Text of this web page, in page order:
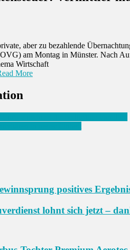
aber zu bezahlende
am Montag in Münster. Nach
Wirtschaft
More
positives
lohnt sich jetzt –